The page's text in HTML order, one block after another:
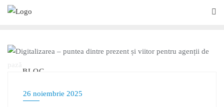
BLOG
26 noiembrie 2025